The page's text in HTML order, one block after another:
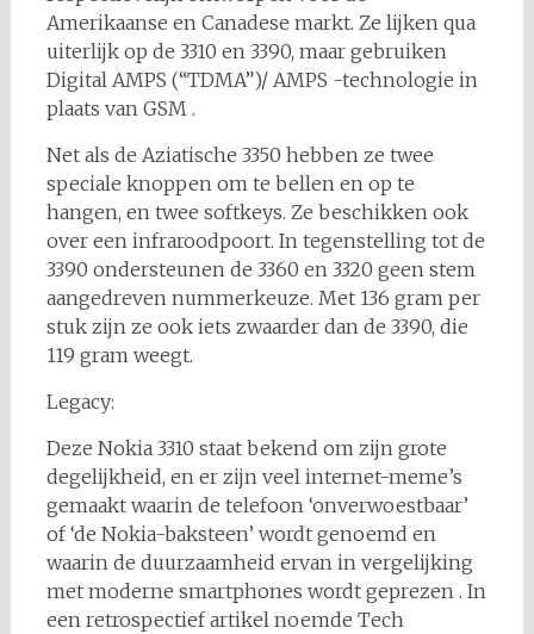
Amerikaanse en Canadese markt. Ze lijken qua
uiterlijk op de 3310 en 3390, maar gebruiken
Digital AMPS (“TDMA”)/ AMPS -technologie in
plaats van GSM .
Net als de Aziatische 3350 hebben ze twee
speciale knoppen om te bellen en op te
hangen, en twee softkeys. Ze beschikken ook
over een infraroodpoort. In tegenstelling tot de
3390 ondersteunen de 3360 en 3320 geen stem
aangedreven nummerkeuze. Met 136 gram per
stuk zijn ze ook iets zwaarder dan de 3390, die
119 gram weegt.
Legacy:
Deze Nokia 3310 staat bekend om zijn grote
degelijkheid, en er zijn veel internet-meme’s
gemaakt waarin de telefoon ‘onverwoestbaar’
of ‘de Nokia-baksteen’ wordt genoemd en
waarin de duurzaamheid ervan in vergelijking
met moderne smartphones wordt geprezen . In
een retrospectief artikel noemde Tech